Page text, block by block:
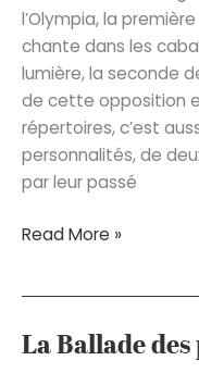
l’Olympia, la
chante dans les
lumière, la seconde
de cette opposition
répertoires, c’est
personnalités, de
par leur passé
Les
Read More »
La Ballade des